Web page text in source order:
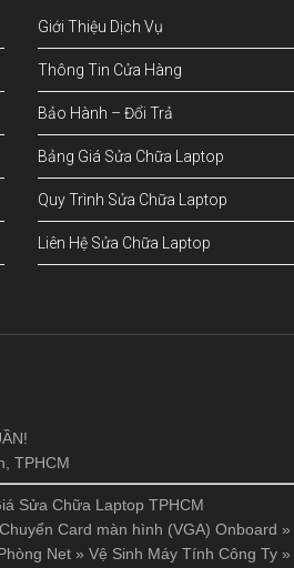
Giới Thiệu Dịch Vụ
Thông Tin Cửa Hàng
Bảo Hành – Đổi Trả
Bảng Giá Sửa Chữa Laptop
Quy Trình Sửa Chữa Laptop
Liên Hệ Sửa Chữa Laptop
TPHCM
Sửa Chữa Laptop TPHCM
Chuyển Card màn hình (VGA) Onboard »
Net » Vệ Sinh Máy Tính Công Ty »